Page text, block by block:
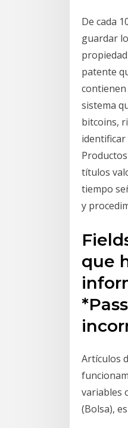
De cada
guardar
patente
sistema
bitcoins,
identificar
títulos
tiempo
y
que
Artículos
variables
(Bolsa),